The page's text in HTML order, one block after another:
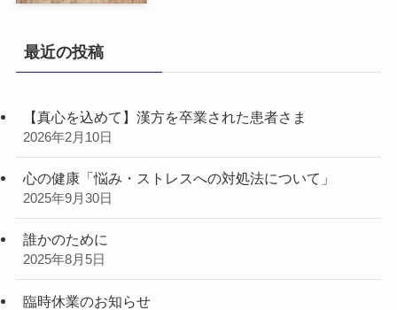
最近の投稿
【真心を込めて】漢方を卒業された患者さま
2026年2月10日
心の健康「悩み・ストレスへの対処法について」
2025年9月30日
誰かのために
2025年8月5日
臨時休業のお知らせ